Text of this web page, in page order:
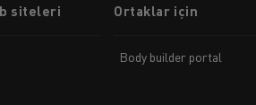
siteleri Ortaklar için
Body builder portal